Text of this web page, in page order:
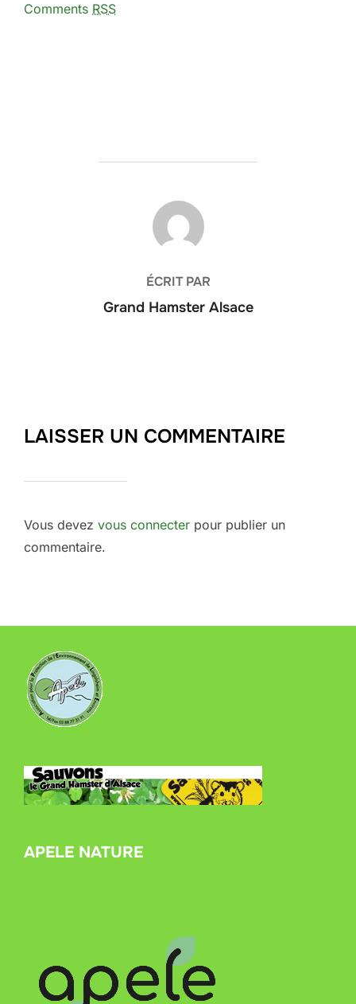
Comments RSS
AUTEUR DE LA PUBLICATION
ÉCRIT PAR
Grand Hamster Alsace
LAISSER UN COMMENTAIRE
Vous devez vous connecter pour publier un
commentaire.
APELE NATURE